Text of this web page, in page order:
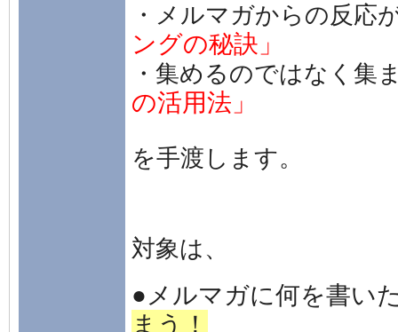
・メルマガからの反応
ングの秘訣」
・集めるのではなく集
の活用法」
を手渡します。
対象は、
●メルマガに何を書い
まう！